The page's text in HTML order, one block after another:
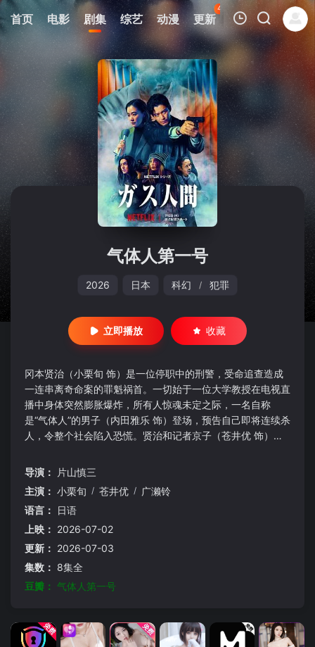
首页 电影 剧集 综艺 动漫 更新
44
热榜 APP
我的观影记录
暂无观看影片的记录
气体人第一号
2026 日本 科幻 / 犯罪
立即播放 收藏
冈本贤治（小栗旬 饰）是一位停职中的刑警，受命追查造成
一连串离奇命案的罪魁祸首。一切始于一位大学教授在电视直
播中身体突然膨胀爆炸，所有人惊魂未定之际，一名自称
是“气体人”的男子（内田雅乐 饰）登场，预告自己即将连续杀
人，令整个社会陷入恐慌。贤治和记者京子（苍井优 饰）竭
劳追捕他的相关当局。每一桩新的杀戮，都让社会遭到无形的
导演：
片山慎三
主演： 小栗旬 / 苍井优 / 广濑铃
语言：
日语
上映： 2026-07-02
更新： 2026-07-03
集数： 8集全
豆瓣： 气体人第一号